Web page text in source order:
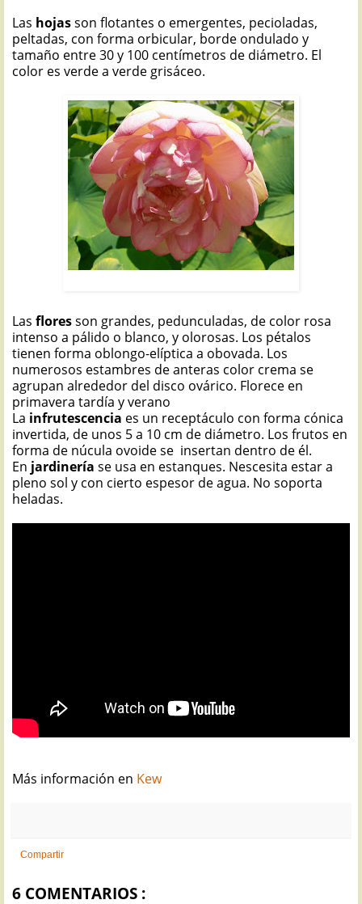
Las hojasson flotantes o emergentes, pecioladas,
peltadas, con forma orbicular, borde ondulado y
tamaño entre 30 y 100 centímetros de diámetro. El
color es verde a verde grisáceo.
Las floresson grandes, pedunculadas, de color rosa
intenso a pálido o blanco, y olorosas. Los pétalos
tienen forma oblongo-elíptica a obovada. Los
numerosos estambres de anteras color crema se
agrupan alrededor del disco ovárico. Florece en
primavera tardía y verano
La infrutescencia es un receptáculo con forma cónica
invertida, de unos 5 a 10 cm de diámetro. Los frutos en
forma de núcula ovoide se insertan dentro de él.
En jardinería se usa en estanques. Nescesita estar a
pleno sol y con cierto espesor de agua. No soporta
heladas.
Más información en Kew
Compartir
6 COMENTARIOS :